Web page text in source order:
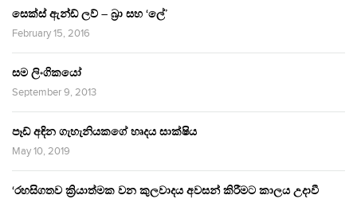
සෙක්ස් ඇන්ඩ් ලව් – බ්‍රා සහ ‘ලේ’
February 15, 2016
සම ලිංගිකයෝ
September 9, 2013
පෑඩ් අඳින ගැහැනියකගේ හෘදය සාක්ෂිය
May 10, 2019
‘රහසිගතව ක්‍රියාත්මක වන කුලවාදය අවසන් කිරීමට කාලය උදාවී